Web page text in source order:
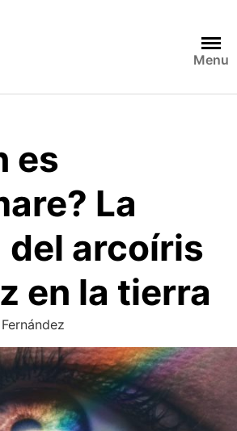
Menu
es
La
del arcoíris
en la tierra